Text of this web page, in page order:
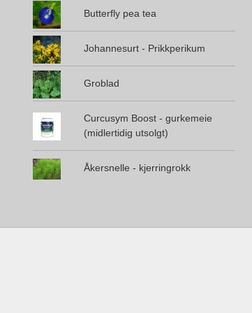
Butterfly pea tea
Johannesurt - Prikkperikum
Groblad
Curcusym Boost - gurkemeie
(midlertidig utsolgt)
Åkersnelle - kjerringrokk